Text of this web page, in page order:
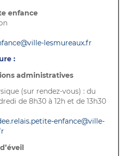
enfance
lesmureaux.fr
:
administratives
(sur rendez-vous) : du
de 8h30 à 12h et de 13h30
enfance@ville-